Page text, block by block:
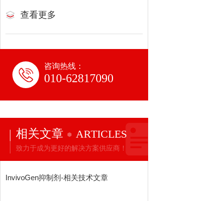
查看更多
咨询热线：
010-62817090
相关文章 ARTICLES
致力于成为更好的解决方案供应商！
InvivoGen抑制剂-相关技术文章